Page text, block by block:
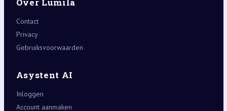
Contact
Privacy
Gebruiksvoorwaarden
Asystent AI
Inloggen
Account aanmaken